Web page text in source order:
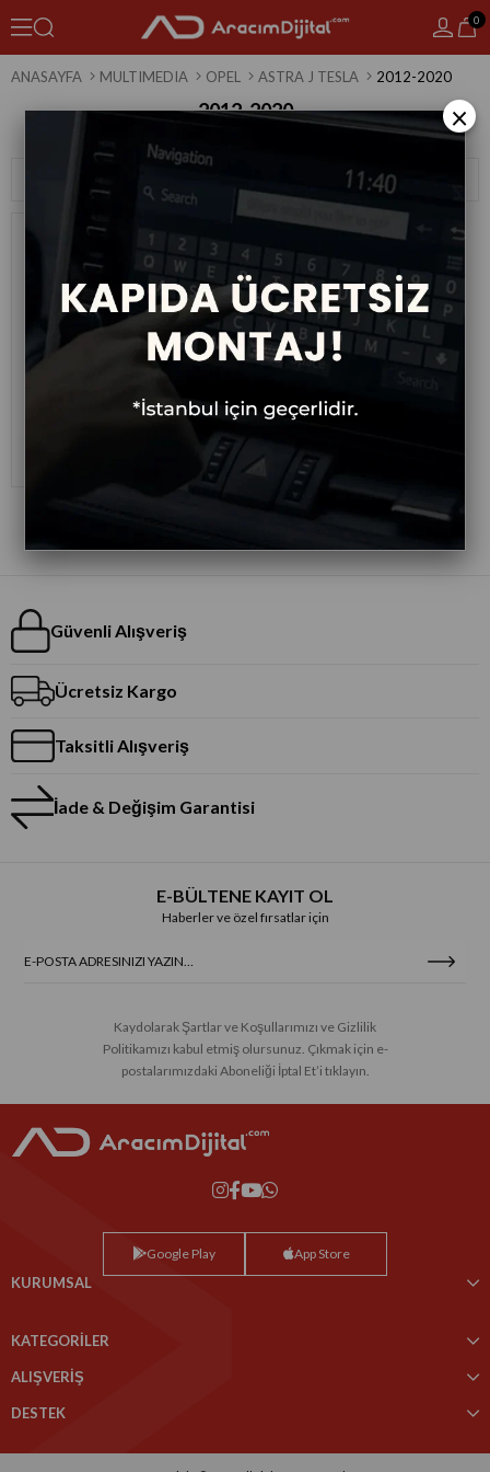
0
ANASAYFA MULTIMEDIA OPEL ASTRA J TESLA 2012-2020
2012-2020
Filtreleme
Multimedya Sistemi 2012-2020
Güvenli Alışveriş
Ücretsiz Kargo
Taksitli Alışveriş
İade & Değişim Garantisi
E-BÜLTENE KAYIT OL
Haberler ve özel fırsatlar için
Kaydolarak Şartlar ve Koşullarımızı ve Gizlilik
Politikamızı kabul etmiş olursunuz. Çıkmak için e-
postalarımızdaki Aboneliği İptal Et’i tıklayın.
Google Play App Store
KURUMSAL
KATEGORİLER
ALIŞVERİŞ
DESTEK
×